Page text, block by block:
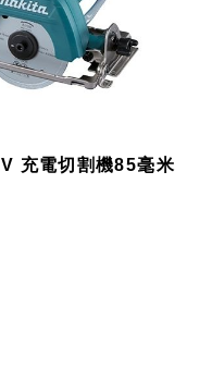
充電切割機85毫米